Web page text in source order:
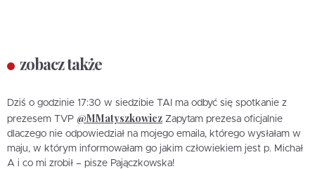
zobacz także
Dziś o godzinie 17:30 w siedzibie TAI ma odbyć się spotkanie z
prezesem TVP @MMatyszkowicz Zapytam prezesa oficjalnie
dlaczego nie odpowiedział na mojego emaila, którego wysłałam w
maju, w którym informowałam go jakim człowiekiem jest p. Michał
A i co mi zrobił – pisze Pajączkowska!